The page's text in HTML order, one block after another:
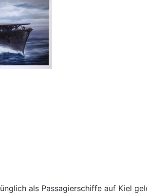
als Passagierschiffe auf Kiel